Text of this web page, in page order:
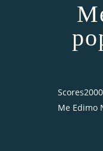
Scores2000
Me Edimo